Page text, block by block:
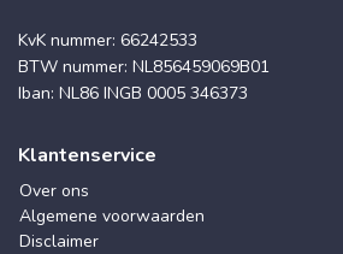
KvK nummer: 66242533
BTW nummer: NL856459069B01
Iban: NL86 INGB 0005 346373
Klantenservice
Over ons
Algemene voorwaarden
Disclaimer